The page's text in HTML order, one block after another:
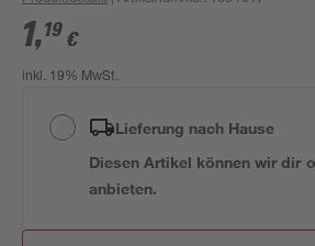
1,19 €
inkl. 19% MwSt.
Lieferung nach Hause
Diesen Artikel können wir dir
anbieten.